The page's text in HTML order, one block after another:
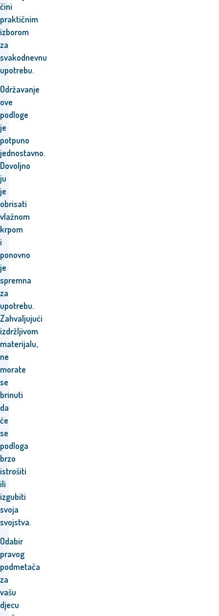
čini
praktičnim
izborom
za
svakodnevnu
upotrebu.
Održavanje
ove
podloge
je
potpuno
jednostavno.
Dovoljno
ju
je
obrisati
vlažnom
krpom
i
ponovno
je
spremna
za
upotrebu.
Zahvaljujući
izdržljivom
materijalu,
ne
morate
se
brinuti
da
će
se
podloga
brzo
istrošiti
ili
izgubiti
svoja
svojstva.
Odabir
pravog
podmetača
za
vašu
djecu